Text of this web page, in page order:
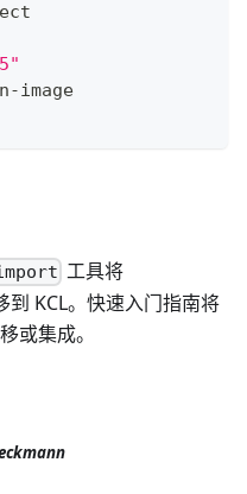
-image
工具将
KCL。快速入门指南将
或集成。